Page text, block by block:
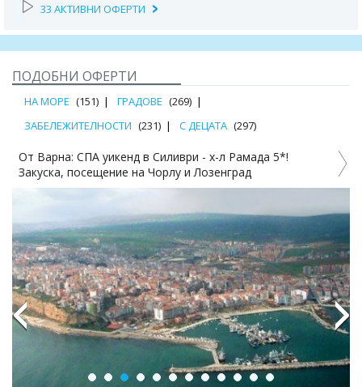
33 АКТИВНИ ОФЕРТИ
ПОДОБНИ ОФЕРТИ
НА МОРЕ (151) ГРАДОВЕ (269)
ЗАБЕЛЕЖИТЕЛНОСТИ (231) С ДЕЦАТА (297)
От Варна: СПА уикенд в Силиври - х-л Рамада 5*!
Закуска, посещение на Чорлу и Лозенград